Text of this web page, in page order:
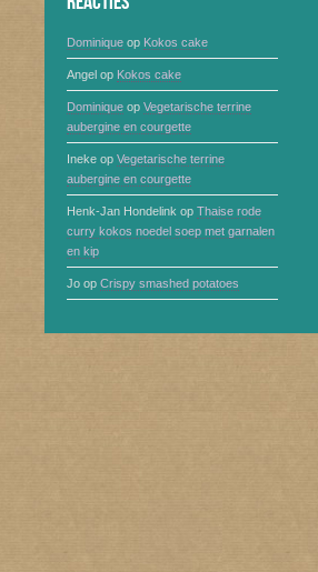
Dominique op Kokos cake
Angel op Kokos cake
Dominique op Vegetarische terrine
aubergine en courgette
Ineke op Vegetarische terrine
aubergine en courgette
Henk-Jan Hondelink op Thaise rode
curry kokos noedel soep met garnalen
en kip
Jo op Crispy smashed potatoes